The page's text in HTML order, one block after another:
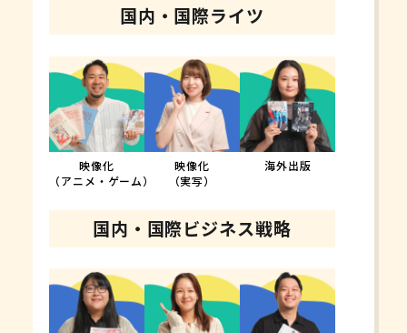
国内・国際ライツ
映像化
（アニメ・ゲーム）
映像化
（実写）
海外出版
国内・国際ビジネス戦略